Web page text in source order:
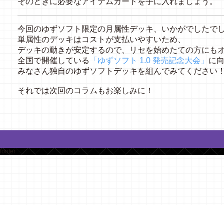
今回のゆずソフト限定の月属性デッキ、いかがでしたで
単属性のデッキはコストが支払いやすいため、
デッキの動きが安定するので、リセを始めたての方にも
全国で開催している
「ゆずソフト 1.0 発売記念大会」 に
みなさん独自のゆずソフトデッキを組んでみてください
それでは次回のコラムもお楽しみに！
footer